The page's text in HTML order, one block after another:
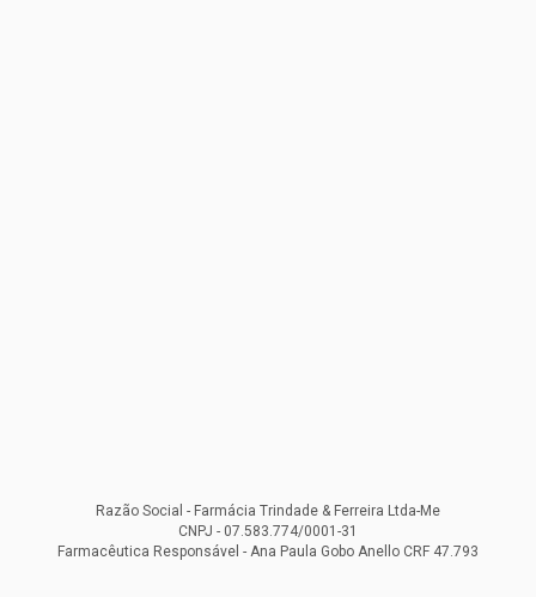
Razão Social - Farmácia Trindade & Ferreira Ltda-Me
CNPJ - 07.583.774/0001-31
Farmacêutica Responsável - Ana Paula Gobo Anello CRF 47.793